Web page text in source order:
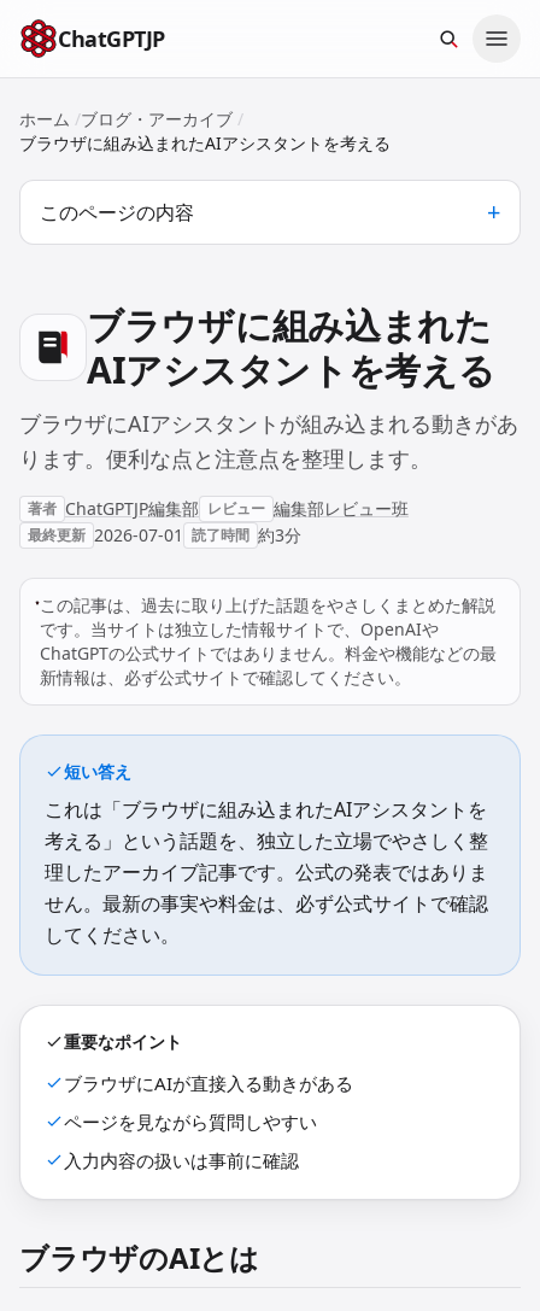
本文へスキップ
ChatGPTJP
ホーム /ブログ・アーカイブ /
ブラウザに組み込まれたAIアシスタントを考える
このページの内容
ブラウザに組み込まれた
AIアシスタントを考える
ブラウザにAIアシスタントが組み込まれる動きがあ
ります。便利な点と注意点を整理します。
著者 ChatGPTJP編集部 レビュー 編集部レビュー班
最終更新 2026-07-01 読了時間 約3分
この記事は、過去に取り上げた話題をやさしくまとめた解説
です。当サイトは独立した情報サイトで、OpenAIや
ChatGPTの公式サイトではありません。料金や機能などの最
新情報は、必ず公式サイトで確認してください。
短い答え
これは「ブラウザに組み込まれたAIアシスタントを
考える」という話題を、独立した立場でやさしく整
理したアーカイブ記事です。公式の発表ではありま
せん。最新の事実や料金は、必ず公式サイトで確認
してください。
重要なポイント
ブラウザにAIが直接入る動きがある
ページを見ながら質問しやすい
入力内容の扱いは事前に確認
ブラウザのAIとは